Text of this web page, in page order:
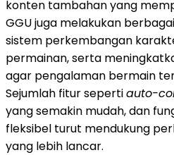
konten tambahan yang
GGU juga melakukan
sistem perkembangan
permainan, serta
agar pengalaman bermain
Sejumlah fitur sepertiauto-
yang semakin mudah, dan
fleksibel turut mendukung
yang lebih lancar.